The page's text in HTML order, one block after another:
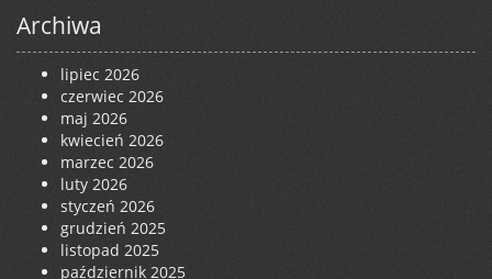
Archiwa
lipiec 2026
czerwiec 2026
maj 2026
kwiecień 2026
marzec 2026
luty 2026
styczeń 2026
grudzień 2025
listopad 2025
październik 2025